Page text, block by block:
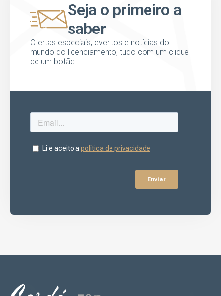
Seja o primeiro a
saber
Ofertas especiais, eventos e notícias do
mundo do licenciamento, tudo com um clique
de um botão.